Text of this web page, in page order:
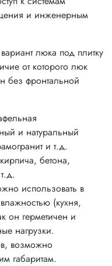
и инженерным
люка под плитку
от которого люк
без фронтальной
и натуральный
и т.д.
бетона,
использовать в
(кухня,
он герметичен и
нагрузки.
возможно
габаритам.